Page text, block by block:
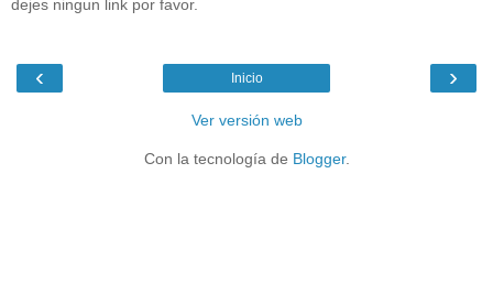
dejes ningun link por favor.
‹ ›
Inicio
Ver versión web
Con la tecnología de Blogger.